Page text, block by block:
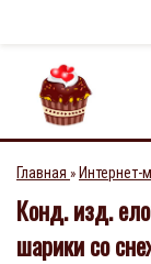
Главная » Интернет-
Конд. изд.
шарики со